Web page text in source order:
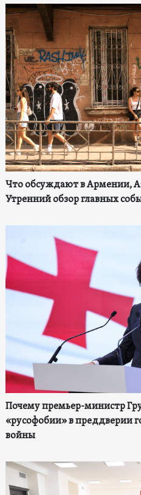
Что обсуждают в Армении,
Утренний обзор главных
Почему премьер-министр
«русофобии» в преддверии
войны